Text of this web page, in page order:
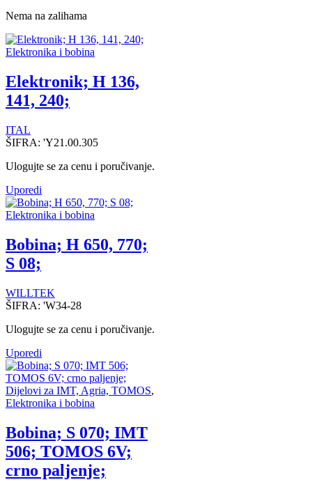
Nema na zalihama
Elektronika i bobina
Elektronik; H 136,
141, 240;
ITAL
ŠIFRA: 'Y21.00.305
Ulogujte se za cenu i poručivanje.
Uporedi
Elektronika i bobina
Bobina; H 650, 770;
S 08;
WILLTEK
ŠIFRA: 'W34-28
Ulogujte se za cenu i poručivanje.
Uporedi
Dijelovi za IMT, Agria, TOMOS,
Elektronika i bobina
Bobina; S 070; IMT
506; TOMOS 6V;
crno paljenje;